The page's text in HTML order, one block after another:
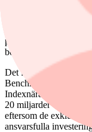
Trots att indexet har
landar det totalt
totala värde.
procent medelstora
bolag.
Det finns ett antal
Benchmarkindex. De
Indexnära och SPP
20 miljarder vardera i
eftersom de
ansvarsfulla